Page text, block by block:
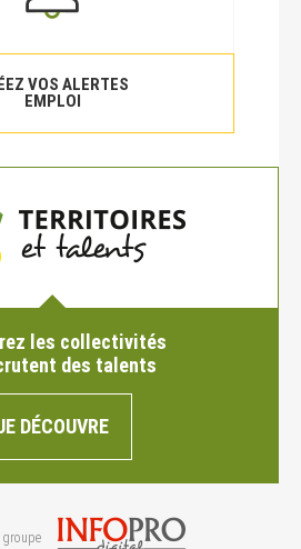
VOS ALERTES
EMPLOI
les collectivités
des talents
DÉCOUVRE
groupe